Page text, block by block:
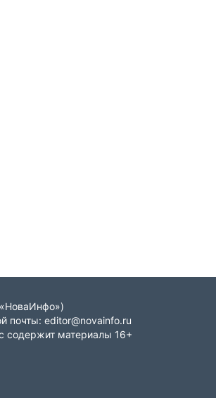
почты: editor@novainfo.ru
содержит материалы 16+